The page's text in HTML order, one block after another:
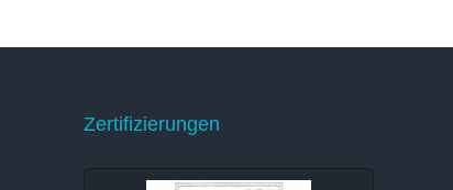
Zertifizierungen